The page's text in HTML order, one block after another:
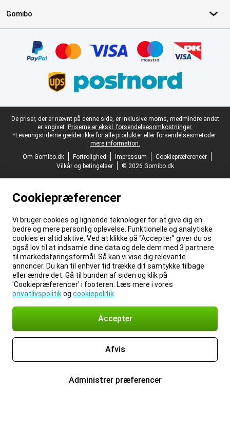
Gomibo
Juridisk fodtekst
De priser, der er nævnt på denne side, er inklusive moms, medmindre andet
er angivet. Priserne er ekskl. forsendelsesomkostninger.
*Leveringstiderne gælder ikke for alle produkter eller forsendelsesmetoder:
mere information.
Om Gomibo.dk
Fortrolighed Impressum
Cookiepræferencer
Vilkår og betingelser
© 2026 Gomibo.dk
Cookiepræferencer
Vi bruger cookies og lignende teknologier for at give dig en
bedre og mere personlig oplevelse. Funktionelle og analytiske
cookies er altid aktive. Ved at klikke på “Accepter” giver du os
også lov til at indsamle dine data og dele dem med 3 partnere
til markedsføringsformål. Så kan vi vise dig relevante
annoncer. Du kan til enhver tid trække dit samtykke tilbage
eller ændre det. Gå til bunden af siden og klik på
'Cookiepræferencer' i footeren. Læs mere i vores
privatlivspolitikog cookiepolitik
Accepter
Afvis
Administrer præferencer